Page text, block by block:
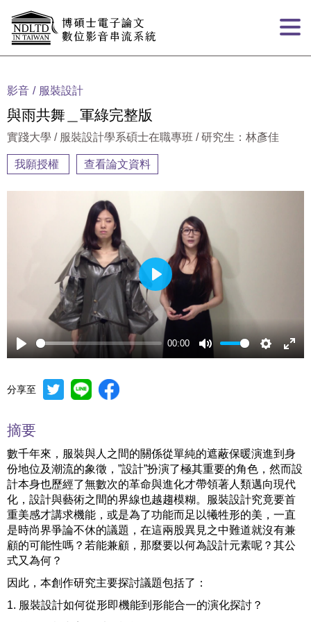
影音 服裝設計
與雨共舞＿軍綠完整版
實踐大學 / 服裝設計學系碩士在職專班 / 研究生：林彥佳
我願授權 查看論文資料
Play
00:00
Mute Settings
Play
分享至
摘要
數千年來，服裝與人之間的關係從單純的遮蔽保暖演進到身
份地位及潮流的象徵，”設計”扮演了極其重要的角色，然而設
計本身也歷經了無數次的革命與進化才帶領著人類邁向現代
化，設計與藝術之間的界線也越趨模糊。服裝設計究竟要首
重美感才講求機能，或是為了功能而足以犧牲形的美，一直
是時尚界爭論不休的議題，在這兩股異見之中難道就沒有兼
顧的可能性嗎？若能兼顧，那麼要以何為設計元素呢？其公
式又為何？
因此，本創作研究主要探討議題包括了：
1. 服裝設計如何從形即機能到形能合一的演化探討？